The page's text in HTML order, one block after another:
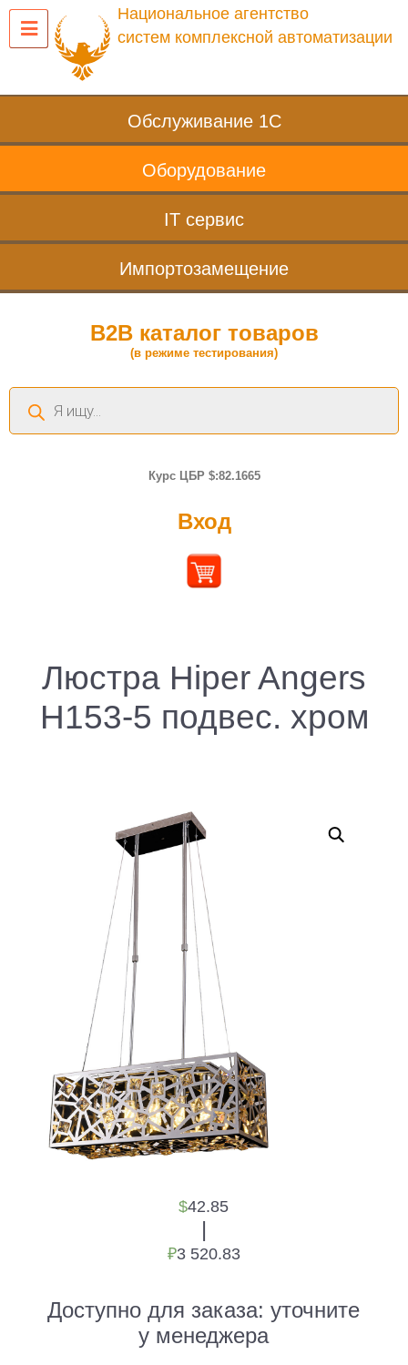
Национальное агентство
систем комплексной автоматизации
Обслуживание 1С
Оборудование
IT сервис
Импортозамещение
B2B каталог товаров
(в режиме тестирования)
Поиск
товаров
Курс ЦБР $:82.1665
Вход
Люстра Hiper Angers
H153-5 подвес. хром
$42.85
|
₽3 520.83
Доступно для заказа:уточните
у менеджера